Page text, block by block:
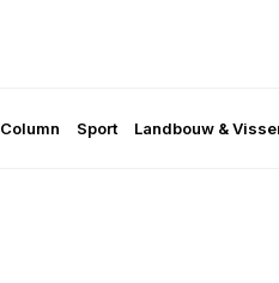
Column Sport Landbouw &